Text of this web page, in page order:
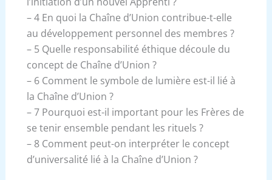
– 4 En quoi la Chaîne d’Union contribue-t-elle
au développement personnel des membres ?
– 5 Quelle responsabilité éthique découle du
concept de Chaîne d’Union ?
– 6 Comment le symbole de lumière est-il lié à
la Chaîne d’Union ?
– 7 Pourquoi est-il important pour les Frères de
se tenir ensemble pendant les rituels ?
– 8 Comment peut-on interpréter le concept
d’universalité lié à la Chaîne d’Union ?